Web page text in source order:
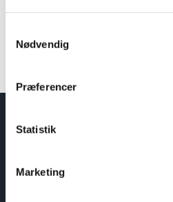
Nødvendig
Præferencer
Statistik
Marketing